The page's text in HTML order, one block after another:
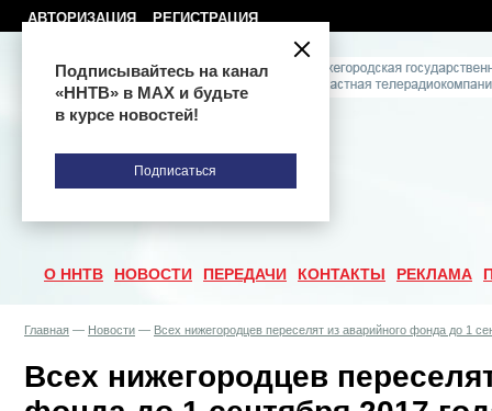
АВТОРИЗАЦИЯ РЕГИСТРАЦИЯ
О ННТВ НОВОСТИ ПЕРЕДАЧИ КОНТАКТЫ РЕКЛАМА
Главная — Новости — Всех нижегородцев переселят из аварийного фонда до 1
Всех нижегородцев
Подписывайтесь на канал
«ННТВ» в МАХ и будьте
в курсе новостей!
Подписаться